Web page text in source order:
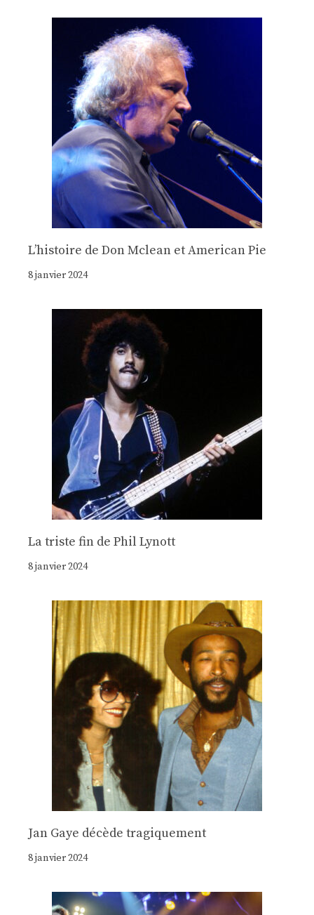
Lʼhistoire de Don Mclean et American Pie
8 janvier 2024
La triste fin de Phil Lynott
8 janvier 2024
Jan Gaye décède tragiquement
8 janvier 2024